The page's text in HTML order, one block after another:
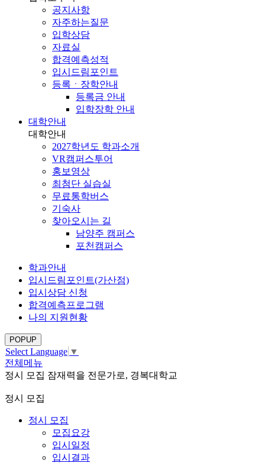
공지사항
자주하는질문
입학상담
자료실
합격예측성적
입시드림포인트
등록ㆍ장학안내
등록금 안내
입학장학 안내
대학안내
대학안내
2027학년도 학과소개
VR캠퍼스투어
홍보영상
최첨단 실습실
무료통학버스
기숙사
찾아오시는 길
남양주 캠퍼스
포천캠퍼스
학과안내
입시드림포인트(가산점)
입시상담 신청
합격예측프로그램
나의 지원현황
POPUP
Select Language ▼
전체메뉴
정시 모집 잠재력을 전문가로, 경복대학교
정시 모집
정시 모집
모집요강
입시일정
입시결과